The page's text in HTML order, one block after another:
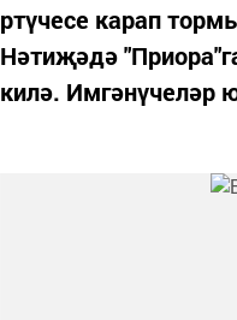
ртүчесе карап
Нәтиҗәдә
килә. Имгәнүчеләр